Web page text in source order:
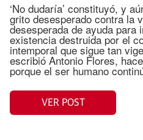
‘No dudaría’ constituyó, y
grito desesperado contra la
desesperada de ayuda para
existencia destruida por el
intemporal que sigue tan
escribió Antonio Flores,
porque el ser humano
VER POST